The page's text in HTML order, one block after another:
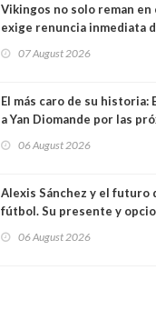
Vikingos no solo reman
exige renuncia inmediata
07 August 2026
El más caro de su historia:
a Yan Diomande por las
06 August 2026
Alexis Sánchez y el futuro
fútbol. Su presente y
06 August 2026